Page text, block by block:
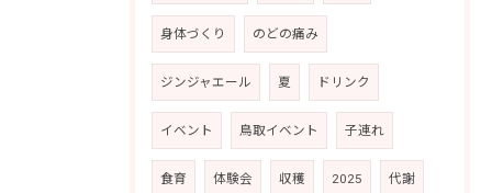
身体づくり のどの痛み
ジンジャエール 夏 ドリンク
イベント 鳥取イベント 子連れ
食育 体験会 収穫 2025 代謝